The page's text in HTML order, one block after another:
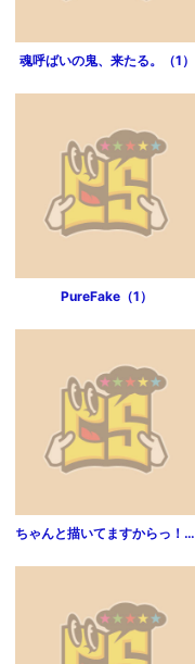
魂呼ばいの鬼、来たる。（1）
PureFake（1）
ちゃんと描いてますからっ！（1）